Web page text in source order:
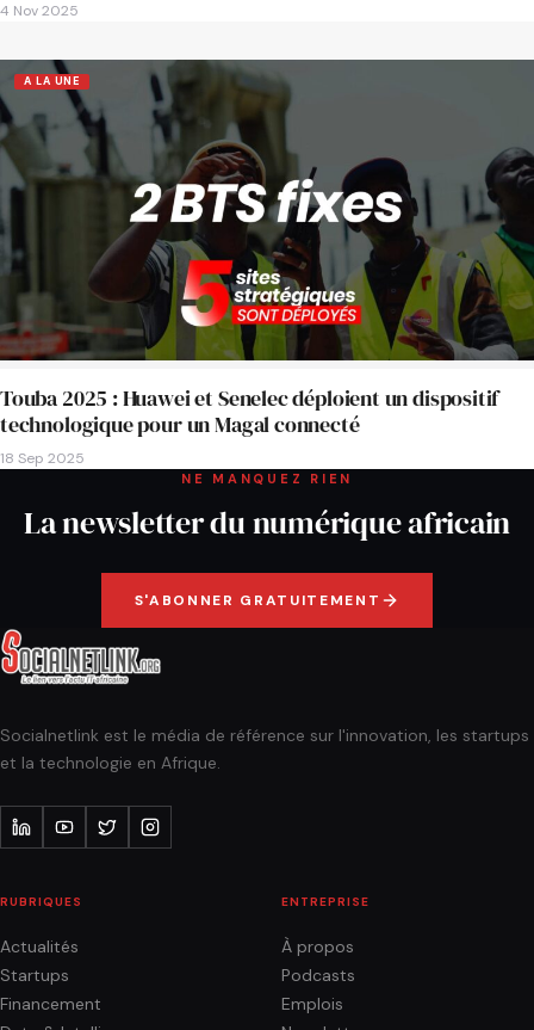
4 Nov 2025
A LA UNE
Touba 2025 : Huawei et Senelec déploient un dispositif
technologique pour un Magal connecté
18 Sep 2025
NE MANQUEZ RIEN
La newsletter du numérique africain
S'ABONNER GRATUITEMENT
Socialnetlink est le média de référence sur l'innovation, les startups
et la technologie en Afrique.
RUBRIQUES
Actualités
Startups
Financement
ENTREPRISE
À propos
Podcasts
Emplois